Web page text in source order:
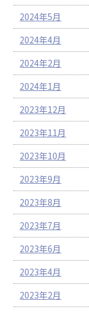
2024年5月
2024年4月
2024年2月
2024年1月
2023年12月
2023年11月
2023年10月
2023年9月
2023年8月
2023年7月
2023年6月
2023年4月
2023年2月